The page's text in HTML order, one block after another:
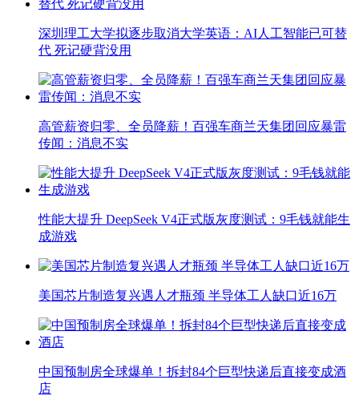
深圳理工大学拟逐步取消大学英语：AI人工智能已可替
代 死记硬背没用
高管薪资归零、全员降薪！百强车商兰天集团回应暴雷
传闻：消息不实
性能大提升 DeepSeek V4正式版灰度测试：9毛钱就能生
成游戏
美国芯片制造复兴遇人才瓶颈 半导体工人缺口近16万
中国预制房全球爆单！拆封84个巨型快递后直接变成酒
店